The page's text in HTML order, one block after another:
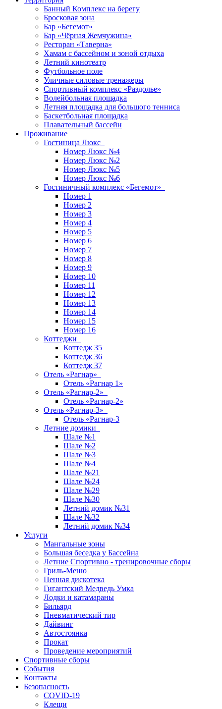
Банный Комплекс на берегу
Бросковая зона
Бар «Бегемот»
Бар «Чёрная Жемчужина»
Ресторан «Таверна»
Хамам с бассейном и зоной отдыха
Летний кинотеатр
Футбольное поле
Уличные силовые тренажеры
Спортивный комплекс «Раздолье»
Волейбольная площадка
Летняя площадка для большого тенниса
Баскетбольная площадка
Плавательный бассейн
Проживание
Гостиница Люкс
Номер Люкс №4
Номер Люкс №2
Номер Люкс №5
Номер Люкс №6
Гостиничный комплекс «Бегемот»
Номер 1
Номер 2
Номер 3
Номер 4
Номер 5
Номер 6
Номер 7
Номер 8
Номер 9
Номер 10
Номер 11
Номер 12
Номер 13
Номер 14
Номер 15
Номер 16
Коттеджи
Коттедж 35
Коттедж 36
Коттедж 37
Отель «Рагнар»
Отель «Рагнар 1»
Отель «Рагнар-2»
Отель «Рагнар-2»
Отель «Рагнар-3»
Отель «Рагнар-3
Летние домики
Шале №1
Шале №2
Шале №3
Шале №4
Шале №21
Шале №24
Шале №29
Шале №30
Летний домик №31
Шале №32
Летний домик №34
Услуги
Мангальные зоны
Большая беседка у Бассейна
Летние Спортивно - тренировочные сборы
Гриль-Меню
Пенная дискотека
Гигантский Медведь Умка
Лодки и катамараны
Бильярд
Пневматический тир
Дайвинг
Автостоянка
Прокат
Проведение мероприятий
Спортивные сборы
События
Контакты
Безопасность
COVID-19
Клещи